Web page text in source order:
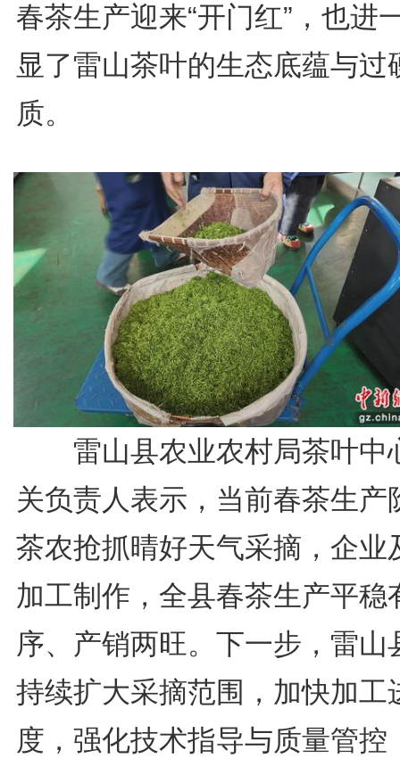
春茶生产迎来“开门红”，也进
显了雷山茶叶的生态底蕴与过
质。
雷山县农业农村局茶叶中
关负责人表示，当前春茶生产
茶农抢抓晴好天气采摘，企业
加工制作，全县春茶生产平稳
序、产销两旺。下一步，雷山
持续扩大采摘范围，加快加工
度，强化技术指导与质量管控